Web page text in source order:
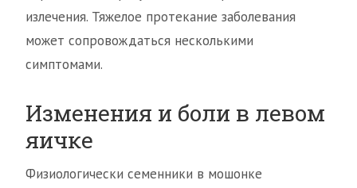
излечения. Тяжелое протекание заболевания
может сопровождаться несколькими
симптомами.
Изменения и боли в левом
яичке
Физиологически семенники в мошонке